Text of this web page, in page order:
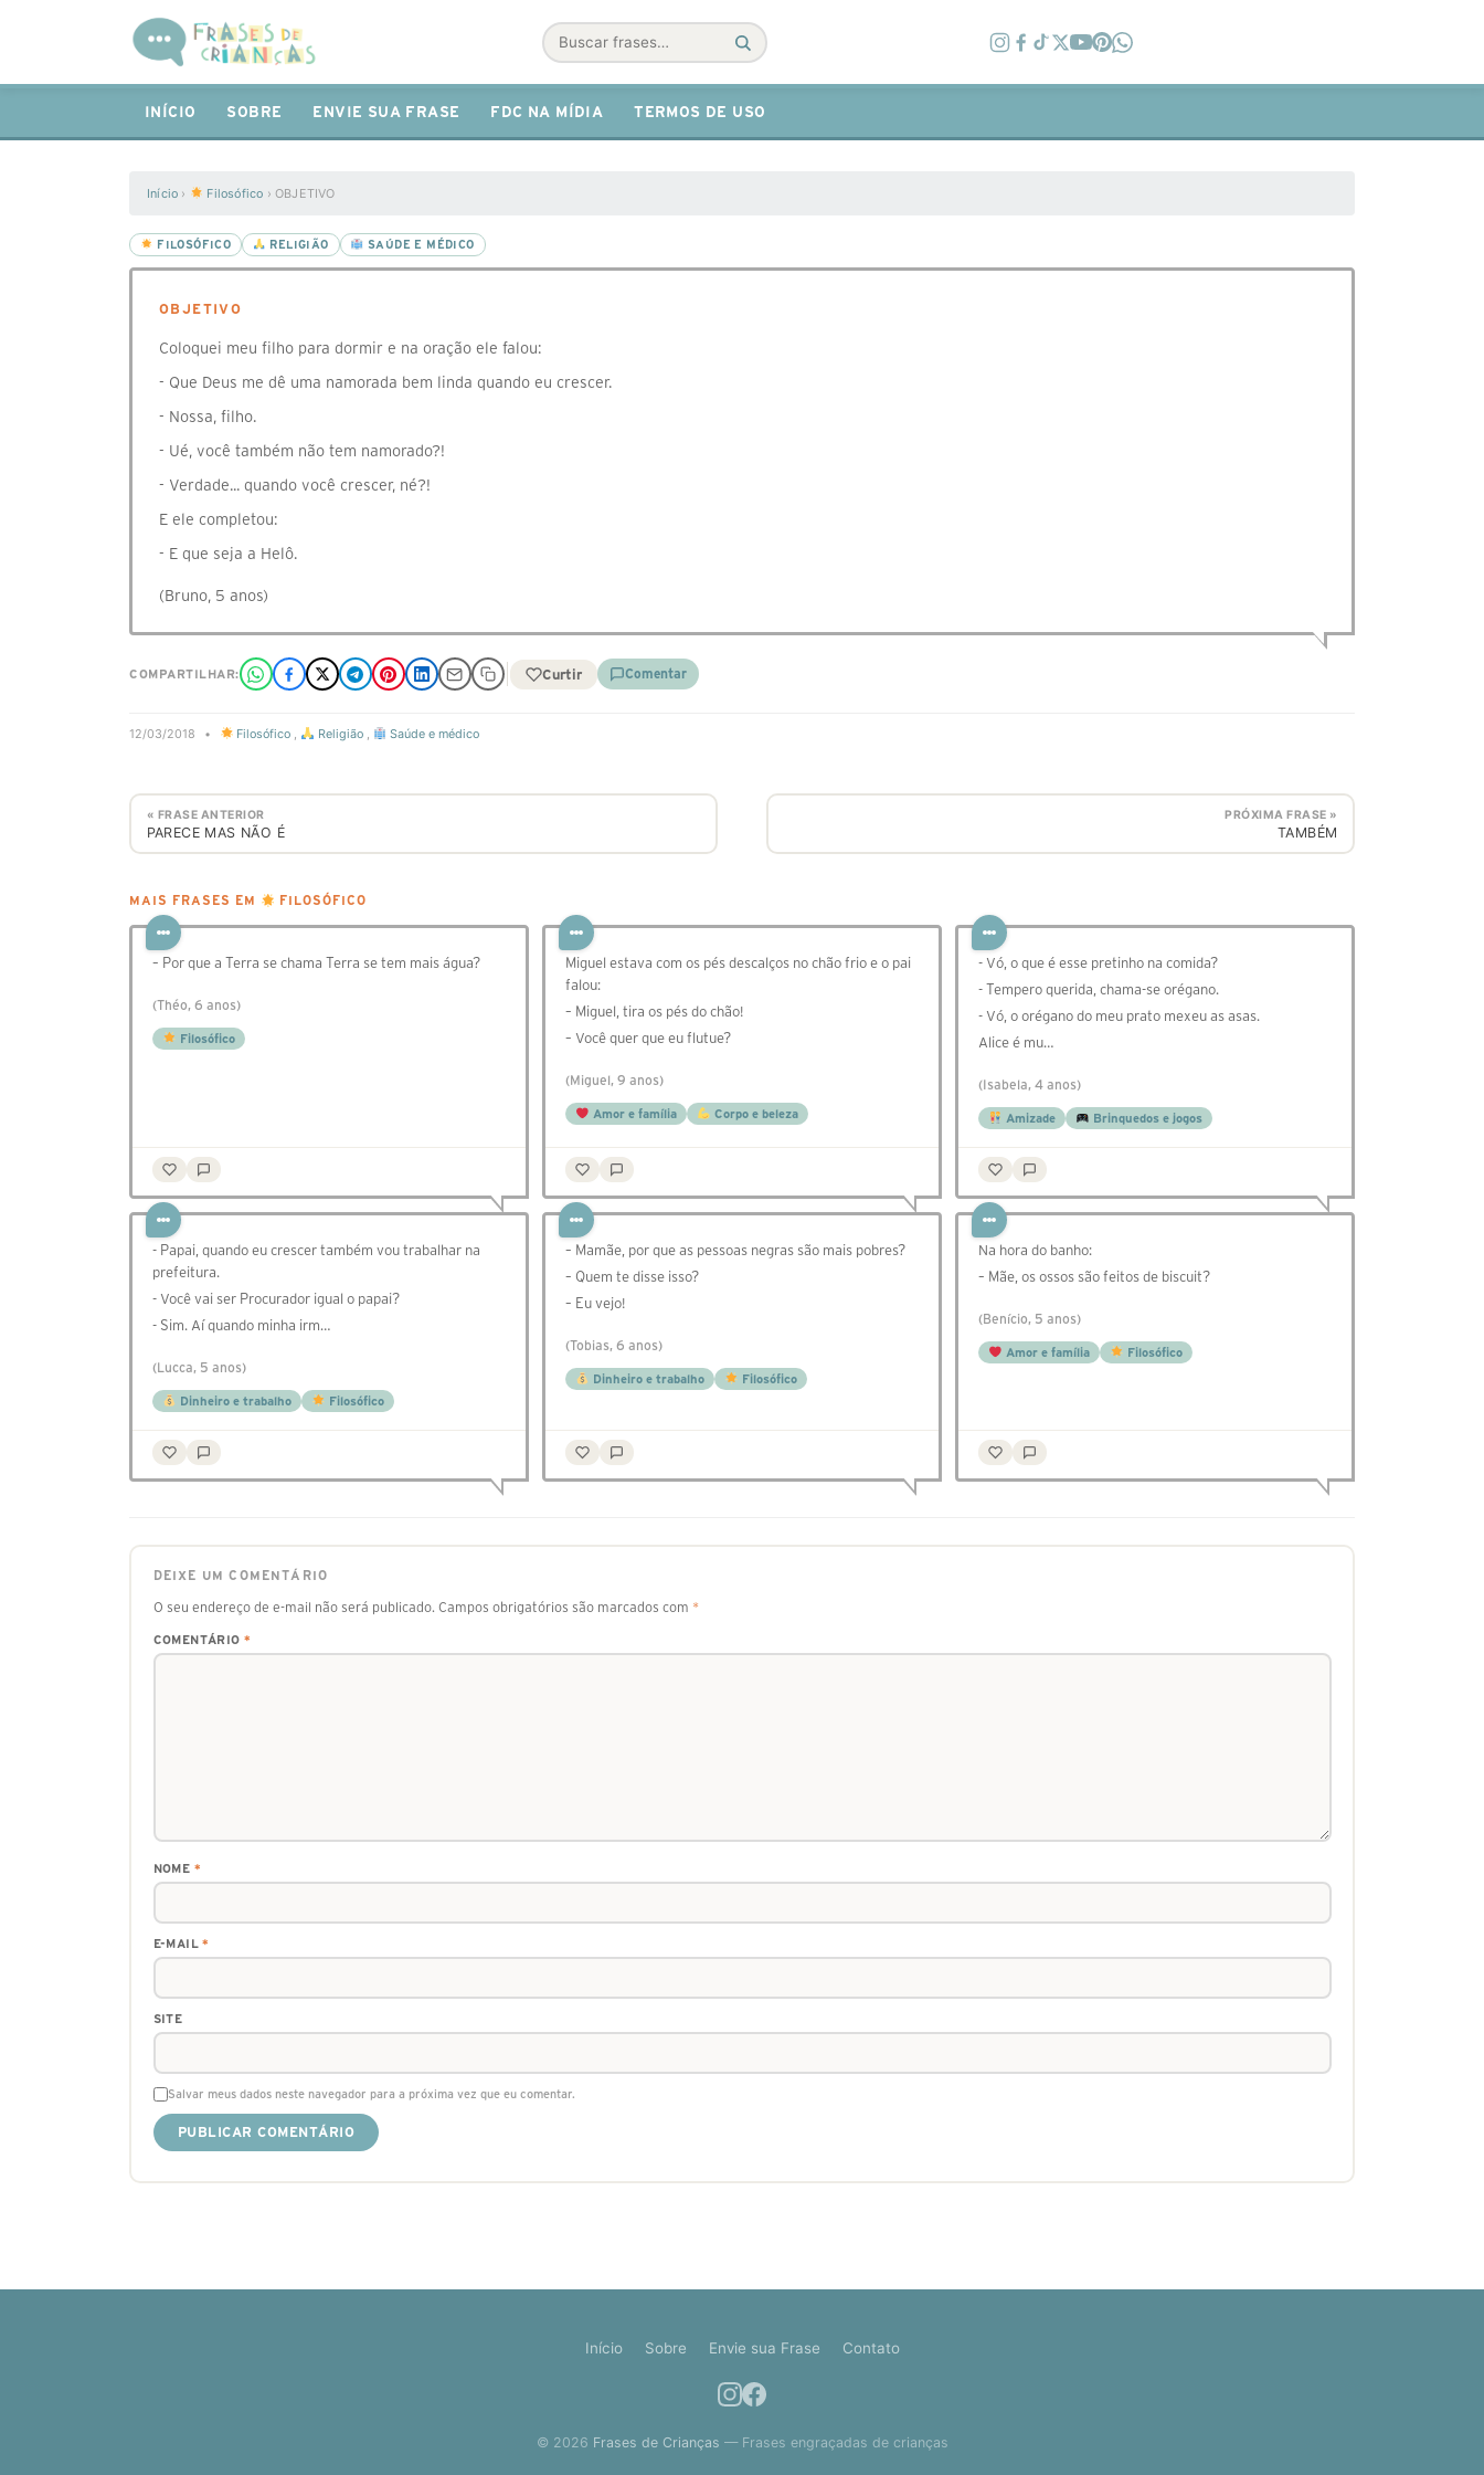
Buscar
INÍCIO SOBRE ENVIE SUA FRASE FDC NA MÍDIA TERMOS DE USO
Início › Filosófico › OBJETIVO
FILOSÓFICO RELIGIÃO SAÚDE E MÉDICO
OBJETIVO
Coloquei meu filho para dormir e na oração ele falou:
- Que Deus me dê uma namorada bem linda quando eu crescer.
- Nossa, filho.
- Ué, você também não tem namorado?!
- Verdade... quando você crescer, né?!
E ele completou:
- E que seja a Helô.
(Bruno, 5 anos)
COMPARTILHAR: Curtir Comentar
12/03/2018 • Filosófico , Religião, Saúde e médico
« FRASE ANTERIOR
PARECE MAS NÃO É
PRÓXIMA FRASE »
TAMBÉM
MAIS FRASES EM FILOSÓFICO
– Por que a Terra se chama Terra se tem mais água?
(Théo, 6 anos)
Filosófico
Miguel estava com os pés descalços no chão frio e o pai
falou:
– Miguel, tira os pés do chão!
– Você quer que eu flutue?
(Miguel, 9 anos)
Amor e família Corpo e beleza
- Vó, o que é esse pretinho na comida?
- Tempero querida, chama-se orégano.
- Vó, o orégano do meu prato mexeu as asas.
Alice é mu…
(Isabela, 4 anos)
Amizade Brinquedos e jogos
- Papai, quando eu crescer também vou trabalhar na
prefeitura.
- Você vai ser Procurador igual o papai?
- Sim. Aí quando minha irm…
(Lucca, 5 anos)
Dinheiro e trabalho Filosófico
– Mamãe, por que as pessoas negras são mais pobres?
– Quem te disse isso?
– Eu vejo!
(Tobias, 6 anos)
Dinheiro e trabalho Filosófico
Na hora do banho:
– Mãe, os ossos são feitos de biscuit?
(Benício, 5 anos)
Amor e família Filosófico
DEIXE UM COMENTÁRIO
O seu endereço de e-mail não será publicado. Campos obrigatórios são marcados com *
COMENTÁRIO *
NOME *
E-MAIL*
SITE
Salvar meus dados neste navegador para a próxima vez que eu comentar.
Início Sobre Envie sua Frase Contato
© 2026 Frases de Crianças — Frases engraçadas de crianças